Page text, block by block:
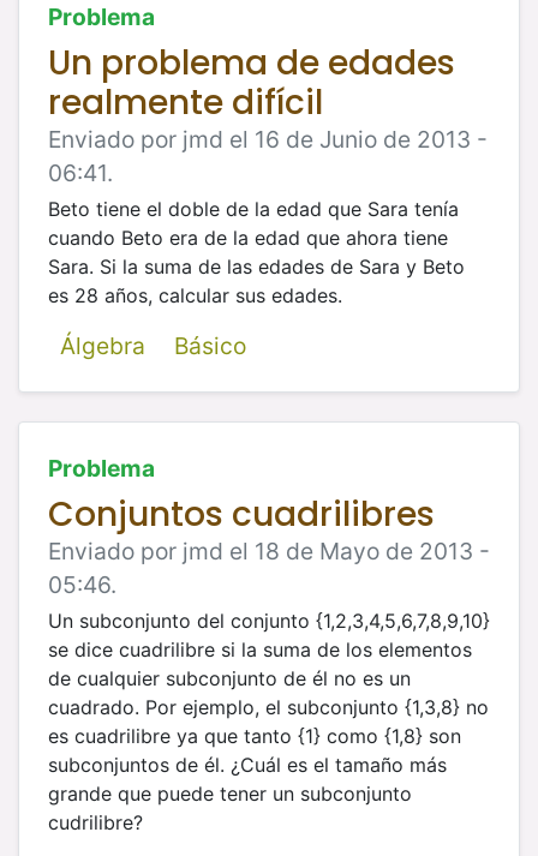
Problema
Un problema de edades
realmente difícil
Enviado por jmd el 16 de Junio de 2013 -
06:41.
Beto tiene el doble de la edad que Sara tenía
cuando Beto era de la edad que ahora tiene
Sara. Si la suma de las edades de Sara y Beto
es 28 años, calcular sus edades.
Álgebra Básico
Problema
Conjuntos cuadrilibres
Enviado por jmd el 18 de Mayo de 2013 -
05:46.
Un subconjunto del conjunto {1,2,3,4,5,6,7,8,9,10}
se dice cuadrilibre si la suma de los elementos
de cualquier subconjunto de él no es un
cuadrado. Por ejemplo, el subconjunto {1,3,8} no
es cuadrilibre ya que tanto {1} como {1,8} son
subconjuntos de él. ¿Cuál es el tamaño más
grande que puede tener un subconjunto
cudrilibre?